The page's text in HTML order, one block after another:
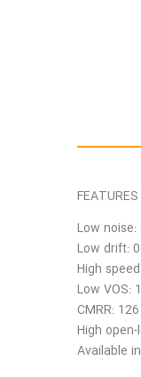
FEATURES
Low
Low drift:
High
Low VOS:
CMRR:
High
Available